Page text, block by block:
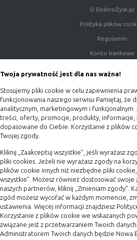
Twoja prywatność jest dla nas ważna!
Stosujemy pliki cookie w celu zapewnienia
funkcjonowania naszego serwisu Pamiętaj, że
analitycznym, marketingowym i funkcjonalnym
treści, oferty, promocje, produkty, informacje,
dopasowane do Ciebie. Korzystanie z plików
Twojej zgody.
Kliknij „Zaakceptuj wszystkie”, jeśli wyrażasz
pliki cookies. Jeżeli nie wyrażasz zgody na
plików cookie innych niż niezbędne pliki
wszystkie”. Możesz również dostosować swoje
naszych partnerów, kliknij „Zmieniam zgody”.
zgód możesz wycofać w każdym momencie,
ustawienia. Więcej informacji znajdziesz
Korzystanie z plików cookie we wskazanych
związane jest z przetwarzaniem Twoich danych
Administratorem Twoich danych będzie Nowa
O ElektroZysk.pl
Polityka plików
Regulamin
Konto bankowe
Blog
Zakupy
Terminy realizacji
Koszty przesyłki
Dostawa
Reklamacje
Zwrot towaru
Kontakt